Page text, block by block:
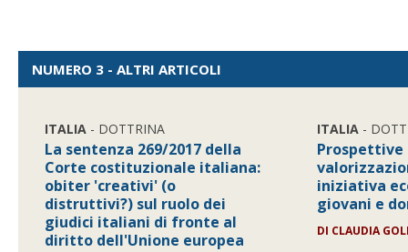
NUMERO 3 - ALTRI ARTICOLI
ITALIA - DOTTRINA
La sentenza 269/2017 della
Corte costituzionale italiana:
obiter 'creativi' (o
distruttivi?) sul ruolo dei
giudici italiani di fronte al
diritto dell'Unione europea
ITALIA -
Prospettive
iniziativa
giovani e
DI CLAUDIA